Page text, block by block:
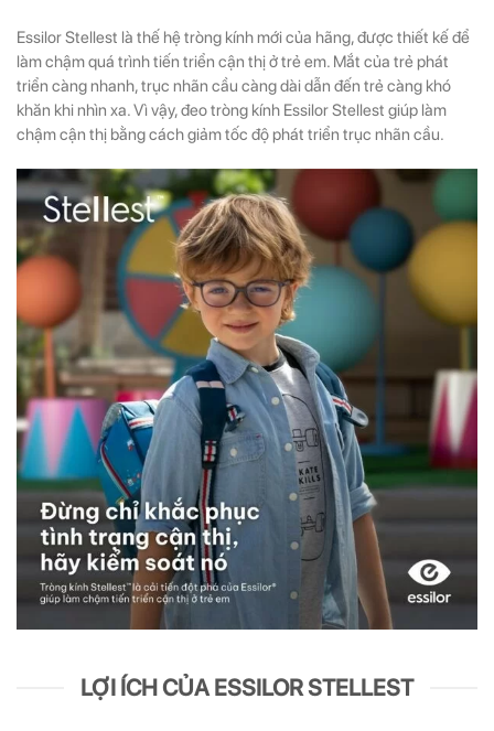
Essilor Stellest là thế hệ tròng kính mới của hãng, được thiết kế để
làm chậm quá trình tiến triển cận thị ở trẻ em. Mắt của trẻ phát
triển càng nhanh, trục nhãn cầu càng dài dẫn đến trẻ càng khó
khăn khi nhìn xa. Vì vậy, đeo tròng kính Essilor Stellest giúp làm
chậm cận thị bằng cách giảm tốc độ phát triển trục nhãn cầu.
LỢI ÍCH CỦA ESSILOR STELLEST